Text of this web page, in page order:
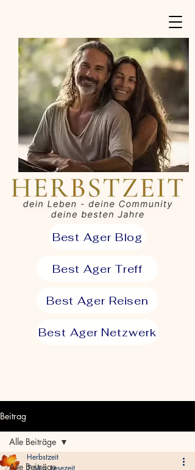
Best Ager Blog
Best Ager Treff
Best Ager Reisen
Best Ager Netzwerk
Beitrag
Alle Beiträge
Alle Beiträge
Herbstzeit
7 Min. Lesezeit